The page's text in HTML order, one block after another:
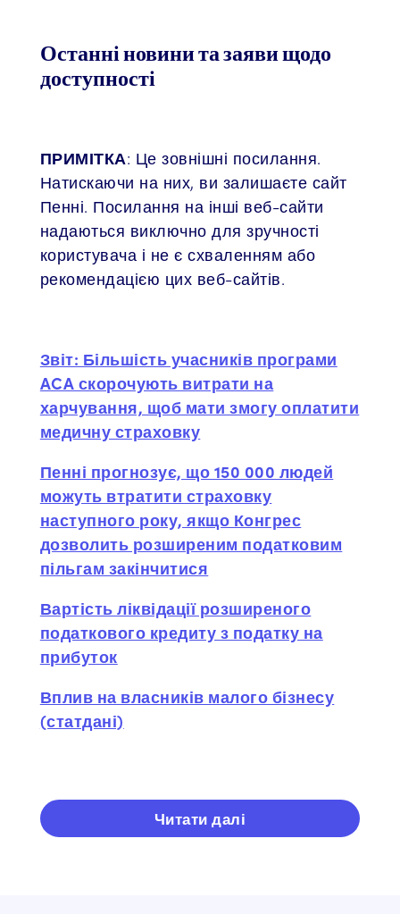
Останні новини та заяви щодо
доступності
ПРИМІТКА: Це зовнішні посилання.
Натискаючи на них, ви залишаєте сайт
Пенні. Посилання на інші веб-сайти
надаються виключно для зручності
користувача і не є схваленням або
рекомендацією цих веб-сайтів.
Звіт: Більшість учасників програми
ACA скорочують витрати на
харчування, щоб мати змогу оплатити
медичну страховку
Пенні прогнозує, що 150 000 людей
можуть втратити страховку
наступного року, якщо Конгрес
дозволить розширеним податковим
пільгам закінчитися
Вартість ліквідації розширеного
податкового кредиту з податку на
прибуток
Вплив на власників малого бізнесу
(статдані)
Читати далі